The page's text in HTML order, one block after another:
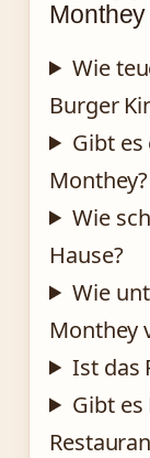
Monthey
Wie
Burger
Gibt
Monthey?
Wie
Hause?
Wie
Monthey
Ist das
Gibt